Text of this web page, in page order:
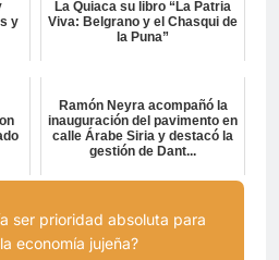
y
La Quiaca su libro “La Patria
Viva: Belgrano y el Chasqui de
la Puna”
Ramón Neyra acompañó la
inauguración del pavimento en
calle Árabe Siria y destacó la
gestión de Dant...
ser prioridad absoluta para
economía jujeña?